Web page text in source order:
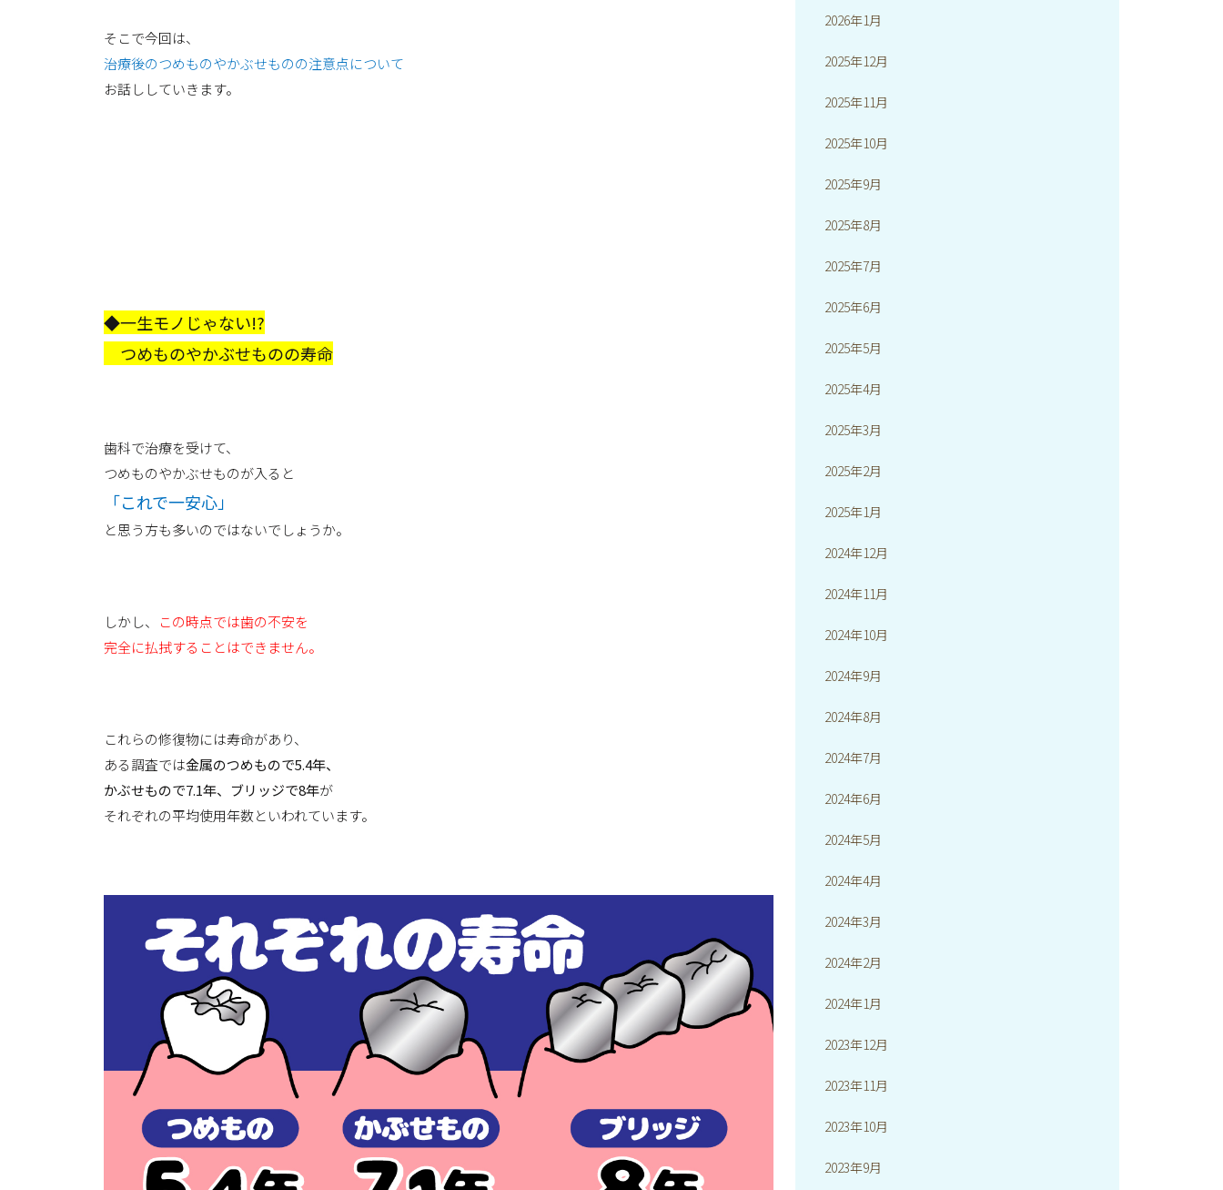
そこで今回は、
治療後のつめものやかぶせものの注意点について
お話ししていきます。
◆一生モノじゃない!?
つめものやかぶせものの寿命
歯科で治療を受けて、
つめものやかぶせものが入ると
「これで一安心」
と思う方も多いのではないでしょうか。
しかし、
この時点では歯の不安を
完全に払拭することはできません。
これらの修復物には寿命があり、
ある調査では金属のつめもので5.4年、
かぶせもので7.1年、ブリッジで8年が
それぞれの平均使用年数といわれています。
2026年1月
2025年12月
2025年11月
2025年10月
2025年9月
2025年8月
2025年7月
2025年6月
2025年5月
2025年4月
2025年3月
2025年2月
2025年1月
2024年12月
2024年11月
2024年10月
2024年9月
2024年8月
2024年7月
2024年6月
2024年5月
2024年4月
2024年3月
2024年2月
2024年1月
2023年12月
2023年11月
2023年10月
2023年9月